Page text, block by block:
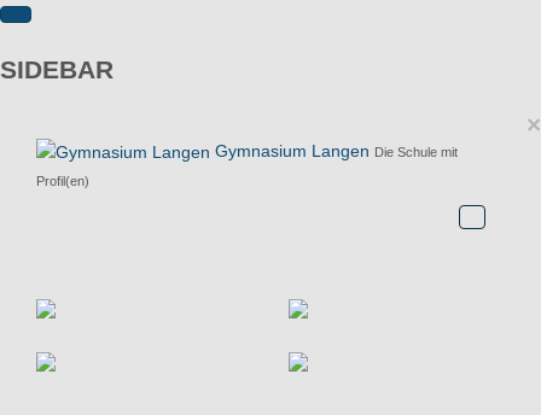
SIDEBAR
×
Gymnasium Langen Die Schule mit
Profil(en)